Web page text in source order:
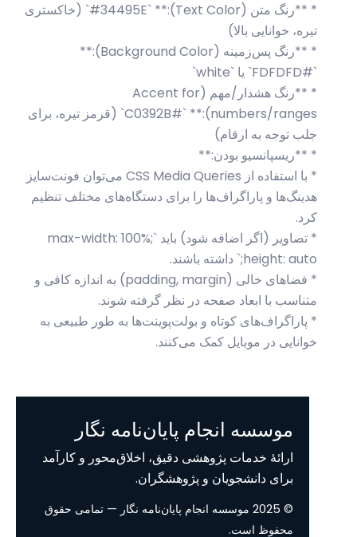
* **رنگ متن (Text Color):** `#34495E` (خاکستری
تیره، خوانایی بالا)
* **رنگ پس‌زمینه (Background Color):**
`#FDFDFD` یا `white`
* **رنگ هشدار/مهم (Accent for
numbers/ranges):** `#C0392B` (قرمز تیره، برای
جلب توجه به ارقام)
* **ریسپانسیو بودن:**
* با استفاده از CSS Media Queries می‌توان فونت‌سایز
هدینگ‌ها و پاراگراف‌ها را برای دستگاه‌های مختلف تنظیم
کرد.
* تصاویر (اگر اضافه شود) باید `max-width: 100%;
height: auto;` داشته باشند.
* فضاهای خالی (padding, margin) به اندازه کافی و
متناسب با ابعاد صفحه در نظر گرفته شوند.
* پاراگراف‌های کوتاه و بولت‌پوینت‌ها به طور طبیعی به
خوانایی در موبایل کمک می‌کنند.
موسسه انجام پایان‌نامه نگار
ارائهٔ خدمات پژوهشی دقیق، اخلاق‌محور و کارآمد
برای دانشجویان و پژوهشگران.
© 2025 موسسه انجام پایان‌نامه نگار — تمامی حقوق
محفوظ است.